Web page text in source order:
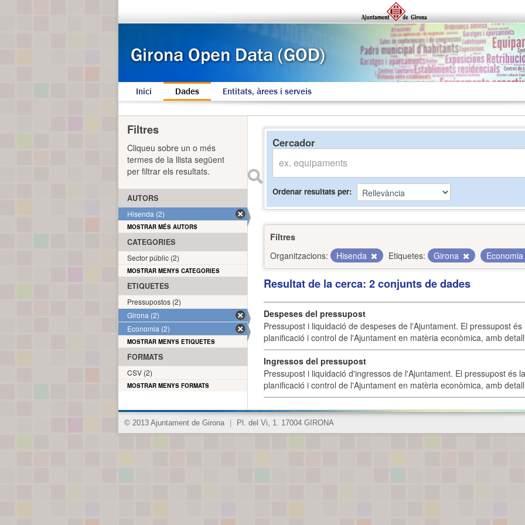
Inici Dades Entitats, àrees i serveis
Cercador
Ordenar resultats per
Filtres
Organitzacions:
Hisenda Etiquetes: Girona Economia
Resultat de la cerca: 2 conjunts de dades
Despeses del pressupost
Pressupost i liquidació de despeses de l'Ajuntament. El pressupost
planificació i control de l'Ajuntament en matèria econòmica, amb
Ingressos del pressupost
Pressupost i liquidació d'ingressos de l'Ajuntament. El pressupost és
planificació i control de l'Ajuntament en matèria econòmica, amb
Filtres
Cliqueu sobre un o més
termes de la llista següent
per filtrar els resultats.
AUTORS
Hisenda (2)
MOSTRAR MÉS AUTORS
CATEGORIES
Sector públic (2)
MOSTRAR MENYS CATEGORIES
ETIQUETES
Pressupostos (2)
Girona (2)
Economia (2)
MOSTRAR MENYS ETIQUETES
FORMATS
CSV (2)
MOSTRAR MENYS FORMATS
© 2013 Ajuntament de Girona Pl. del Vi, 1. 17004 GIRONA